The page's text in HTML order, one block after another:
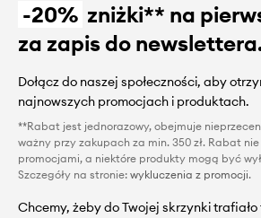
-20% zniżki** na
za zapis do
Dołącz do naszej społeczności, aby
najnowszych promocjach i produktach.
**Rabat jest jednorazowy, obejmuje
ważny przy zakupach za min. 350 zł. Rabat
promocjami, a niektóre produkty mogą być
Szczegóły na stronie: wykluczenia z promocji.
Chcemy, żeby do Twojej skrzynki